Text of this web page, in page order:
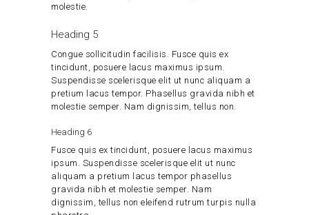
molestie.
Heading 5
Congue sollicitudin facilisis. Fusce quis ex
tincidunt, posuere lacus maximus ipsum.
Suspendisse scelerisque elit ut nunc aliquam a
pretium lacus tempor. Phasellus gravida nibh et
molestie semper. Nam dignissim, tellus non.
Heading 6
Fusce quis ex tincidunt, posuere lacus maximus
ipsum. Suspendisse scelerisque elit ut nunc
aliquam a pretium lacus tempor phasellus
gravida nibh et molestie semper. Nam
dignissim, tellus non eleifend rutrum turpis nulla